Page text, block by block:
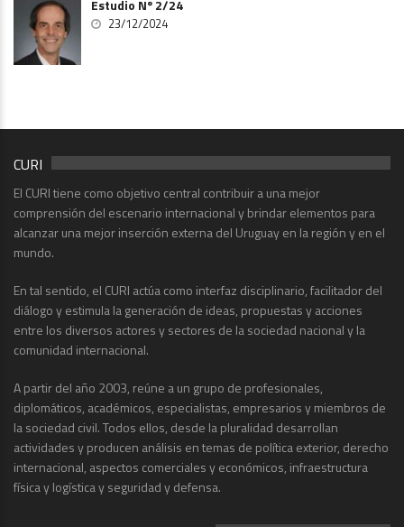
Estudio Nº 2/24
23/12/2024
CURI
El CURI tiene como objetivo central contribuir a una mejor
comprensión del escenario internacional y brindar elementos para
alcanzar una mejor inserción externa del Uruguay en la región y en el
mundo.
En tal sentido, el CURI actúa como interfaz disciplinario, facilitador del
diálogo y estimula la generación de ideas, propuestas y acciones
entre los diversos actores y sectores de la sociedad nacional y la
comunidad internacional.
A partir del año 2003, reúne a un grupo de profesionales,
diplomáticos, académicos, especialistas, empresarios y miembros de
la sociedad civil. Todos ellos, desde la pluralidad desarrollan
actividades y producen análisis en temas de política exterior, derecho
internacional, aspectos comerciales y económicos, infraestructura
física y logística y seguridad y defensa.